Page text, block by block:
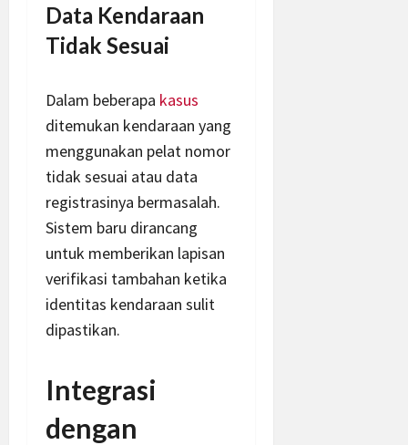
Data Kendaraan
Tidak Sesuai
Dalam beberapa kasus
ditemukan kendaraan yang
menggunakan pelat nomor
tidak sesuai atau data
registrasinya bermasalah.
Sistem baru dirancang
untuk memberikan lapisan
verifikasi tambahan ketika
identitas kendaraan sulit
dipastikan.
Integrasi
dengan